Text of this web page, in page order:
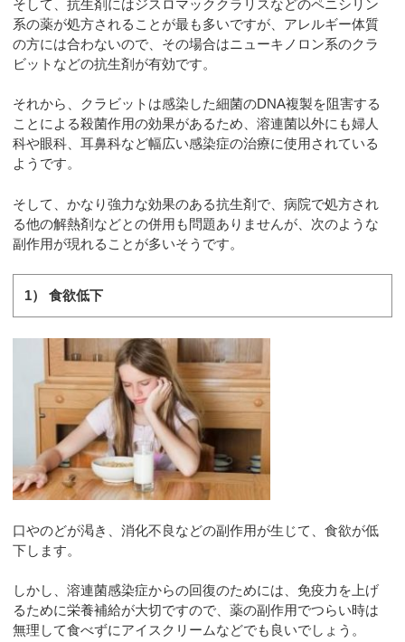
そして、抗生剤にはジスロマッククラリスなどのペニシリン
系の薬が処方されることが最も多いですが、アレルギー体質
の方には合わないので、その場合はニューキノロン系のクラ
ビットなどの抗生剤が有効です。
それから、クラビットは感染した細菌のDNA複製を阻害する
ことによる殺菌作用の効果があるため、溶連菌以外にも婦人
科や眼科、耳鼻科など幅広い感染症の治療に使用されている
ようです。
そして、かなり強力な効果のある抗生剤で、病院で処方され
る他の解熱剤などとの併用も問題ありませんが、次のような
副作用が現れることが多いそうです。
1） 食欲低下
口やのどが渇き、消化不良などの副作用が生じて、食欲が低
下します。
しかし、溶連菌感染症からの回復のためには、免疫力を上げ
るために栄養補給が大切ですので、薬の副作用でつらい時は
無理して食べずにアイスクリームなどでも良いでしょう。